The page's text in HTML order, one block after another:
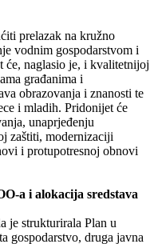
prelazak na kružno
vodnim gospodarstvom i
će, naglasio je, i kvalitetnijoj
građanima i
obrazovanja i znanosti te
i mladih. Pridonijet će
unaprjeđenju
zaštiti, modernizaciji
i protupotresnoj obnovi
a i alokacija sredstava
je strukturirala Plan u
gospodarstvo, druga javna